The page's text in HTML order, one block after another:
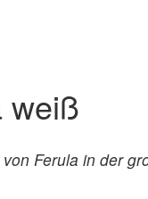
weiß
Ferula in der